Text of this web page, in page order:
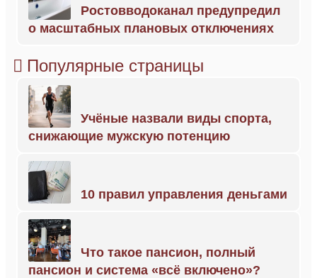
Ростовводоканал предупредил
о масштабных плановых отключениях
Популярные страницы
Учёные назвали виды спорта,
снижающие мужскую потенцию
10 правил управления деньгами
Что такое пансион, полный
пансион и система «всё включено»?